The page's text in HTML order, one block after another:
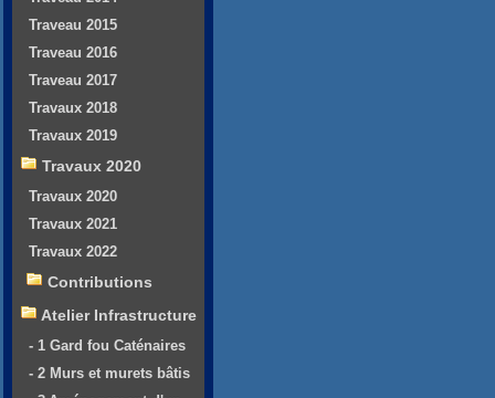
Traveau 2015
Traveau 2016
Traveau 2017
Travaux 2018
Travaux 2019
Travaux 2020
Travaux 2020
Travaux 2021
Travaux 2022
Contributions
Atelier Infrastructure
- 1 Gard fou Caténaires
- 2 Murs et murets bâtis